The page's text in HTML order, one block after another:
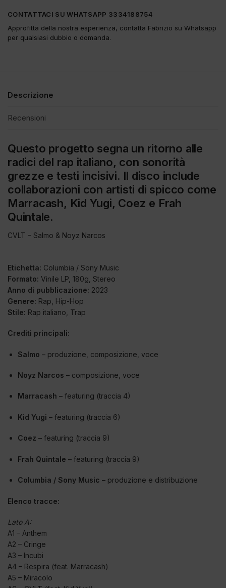
CONTATTACI SU WHATSAPP 3334188754
Approfitta della nostra esperienza, contatta Fabrizio su Whatsapp
per qualsiasi dubbio o domanda.
Descrizione
Recensioni
Questo progetto segna un ritorno alle
radici del rap italiano, con sonorità
grezze e testi incisivi. Il disco include
collaborazioni con artisti di spicco come
Marracash, Kid Yugi, Coez e Frah
Quintale.
CVLT – Salmo & Noyz Narcos
Etichetta: Columbia / Sony Music
Formato: Vinile LP, 180g, Stereo
Anno di pubblicazione: 2023
Genere: Rap, Hip-Hop
Stile: Rap italiano, Trap
Crediti principali:
Salmo – produzione, composizione, voce
Noyz Narcos – composizione, voce
Marracash – featuring (traccia 4)
Kid Yugi – featuring (traccia 6)
Coez – featuring (traccia 9)
Frah Quintale – featuring (traccia 9)
Columbia / Sony Music – produzione e distribuzione
Elenco tracce:
Lato A:
A1 – Anthem
A2 – Cringe
A3 – Incubi
A4 – Respira (feat. Marracash)
A5 – Miracolo